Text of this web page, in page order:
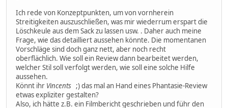
Ich rede von Konzeptpunkten, um von vornherein
Streitigkeiten auszuschließen, was mir wiederrum erspart die
Löschkeule aus dem Sack zu lassen usw. . Daher auch meine
Frage, wie das detailliert aussehen könnte. Die momentanen
Vorschläge sind doch ganz nett, aber noch recht
oberflächlich. Wie soll ein Review dann bearbeitet werden,
welcher Stil soll verfolgt werden, wie soll eine solche Hilfe
aussehen.
Könnt ihr Vincents ;) das mal an Hand eines Phantasie-Review
etwas expliziter gestalten?
Also, ich hätte z.B. ein Filmbericht geschrieben und führ den